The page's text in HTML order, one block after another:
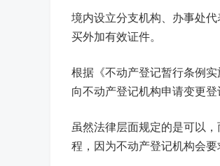
境内设立分支机构、办事处
买外加有效证件。
根据《不动产登记暂行条例
向不动产登记机构申请变更登
虽然法律层面规定的是可以
程，因为不动产登记机构会